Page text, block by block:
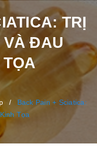
TRỊ
VÀ ĐAU
/
Back Pain + Sciatica:
Tọa